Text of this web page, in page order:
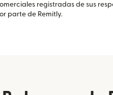
registradas de sus
parte de Remitly.